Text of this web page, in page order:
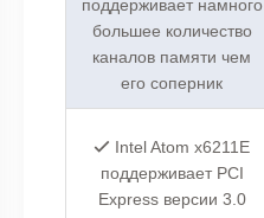
поддерживает намного
большее количество
каналов памяти чем
его соперник
Intel Atom x6211E
поддерживает PCI
Express версии 3.0